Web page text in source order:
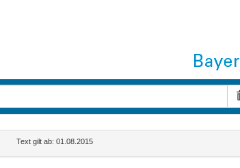
Text gilt ab: 01.08.2015